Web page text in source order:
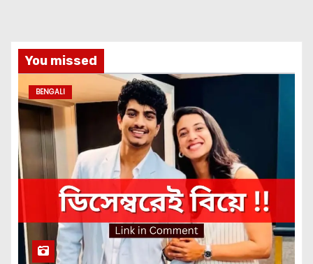
You missed
BENGALI